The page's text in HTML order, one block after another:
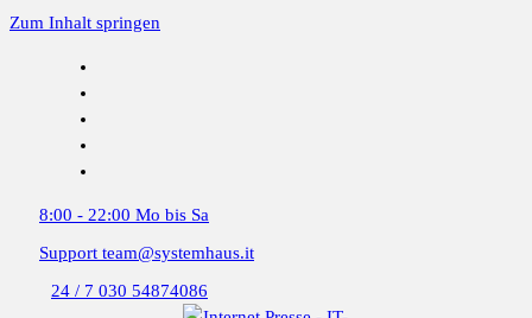
Zum Inhalt springen
8:00 - 22:00 Mo bis Sa
Support team@systemhaus.it
24 / 7 030 54874086